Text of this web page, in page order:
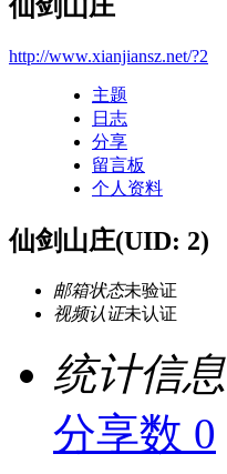
仙剑山庄
http://www.xianjiansz.net/?2
主题
日志
分享
留言板
个人资料
仙剑山庄(UID: 2)
邮箱状态未验证
视频认证未认证
统计信息
分享数 0